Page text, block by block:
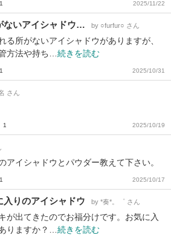
2025/11/22
ないアイシャドウ… by ○furfur○ さん
る所がないアイシャドウがありますが、
方法や持ち… 続きを読む
2025/10/31
さん
1 2025/10/19
アイシャドウとパウダー教えて下さい。
2025/10/17
入りのアイシャドウ by *奏*。゜ さん
が出てきたのでお福分けです。お気に入
りますか？… 続きを読む